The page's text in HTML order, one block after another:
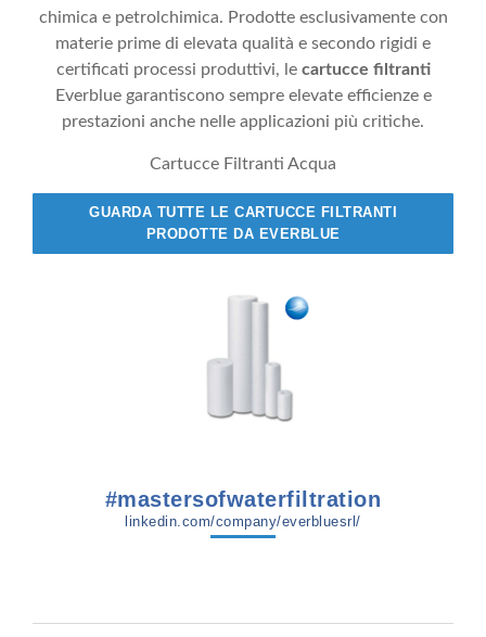
chimica e petrolchimica. Prodotte esclusivamente con
materie prime di elevata qualità e secondo rigidi e
certificati processi produttivi, le cartucce filtranti
Everblue garantiscono sempre elevate efficienze e
prestazioni anche nelle applicazioni più critiche.
Cartucce Filtranti Acqua
GUARDA TUTTE LE CARTUCCE FILTRANTI
PRODOTTE DA EVERBLUE
#mastersofwaterfiltration
linkedin.com/company/everbluesrl/